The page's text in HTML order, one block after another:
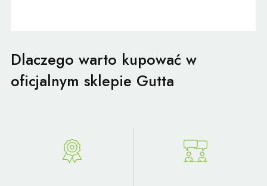
Dlaczego warto kupować w
oficjalnym sklepie Gutta